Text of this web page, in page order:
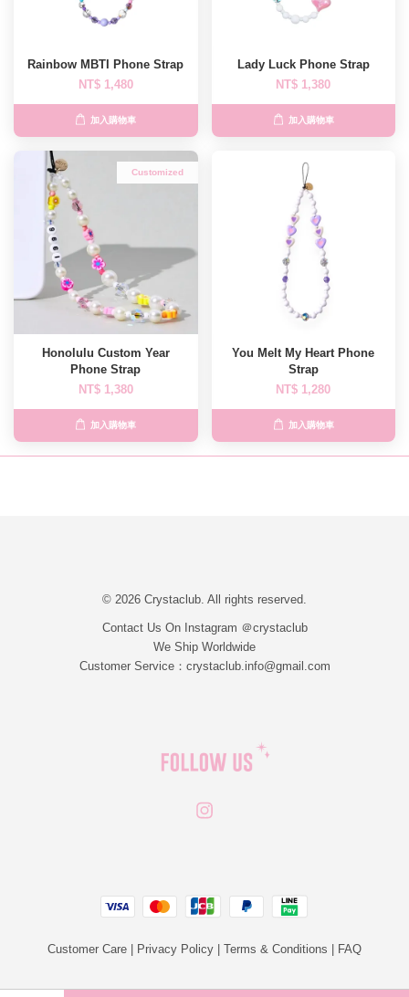
Rainbow MBTI Phone Strap
NT$ 1,480
加入購物車
Lady Luck Phone Strap
NT$ 1,380
加入購物車
Customized
Honolulu Custom Year
Phone Strap
NT$ 1,380
加入購物車
You Melt My Heart Phone
Strap
NT$ 1,280
加入購物車
© 2026 Crystaclub. All rights reserved.
Contact Us On Instagram ＠crystaclub
We Ship Worldwide
Customer Service：crystaclub.info@gmail.com
Visa Master JCB Paypal
Customer Care | Privacy Policy | Terms & Conditions | FAQ